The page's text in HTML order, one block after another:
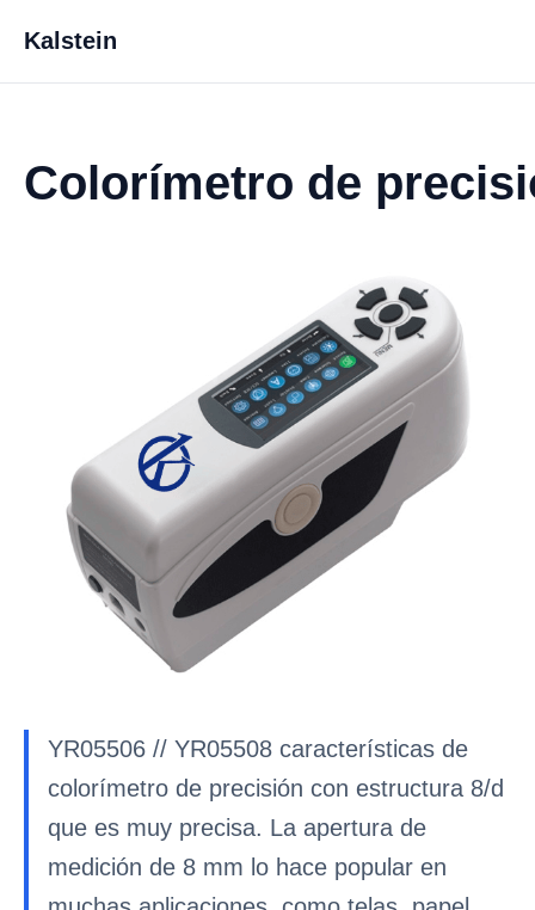
Kalstein
Colorímetro de
YR05506 // YR05508 características de
colorímetro de precisión con estructura 8/d
que es muy precisa. La apertura de
medición de 8 mm lo hace popular en